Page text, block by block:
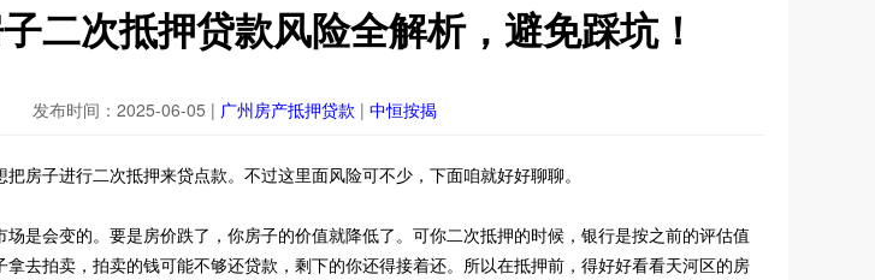
二次抵押贷款风险全解析，避免踩坑！
发布时间：2025-06-05 | 广州房产抵押贷款 | 中恒按揭
房子进行二次抵押来贷点款。不过这里面风险可不少，下面咱就好好聊聊。
是会变的。要是房价跌了，你房子的价值就降低了。可你二次抵押的时候，银行是按之前的评估值
去拍卖，拍卖的钱可能不够还贷款，剩下的你还得接着还。所以在抵押前，得好好看看天河区的房